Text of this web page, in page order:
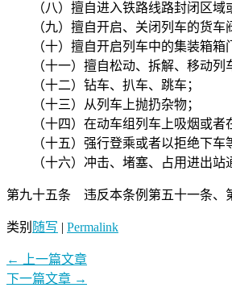
（八）擅自进入铁路线路封闭区域
（九）擅自开启、关闭列车的货车
（十）擅自开启列车中的集装箱箱
（十一）擅自松动、拆解、移动列
（十二）钻车、扒车、跳车；
（十三）从列车上抛扔杂物；
（十四）在动车组列车上吸烟或者
（十五）强行登乘或者以拒绝下车
（十六）冲击、堵塞、占用进出站
第九十五条 违反本条例第五十一条、
类别 随写 | Permalink
←
上一篇文章
下一篇文章 →